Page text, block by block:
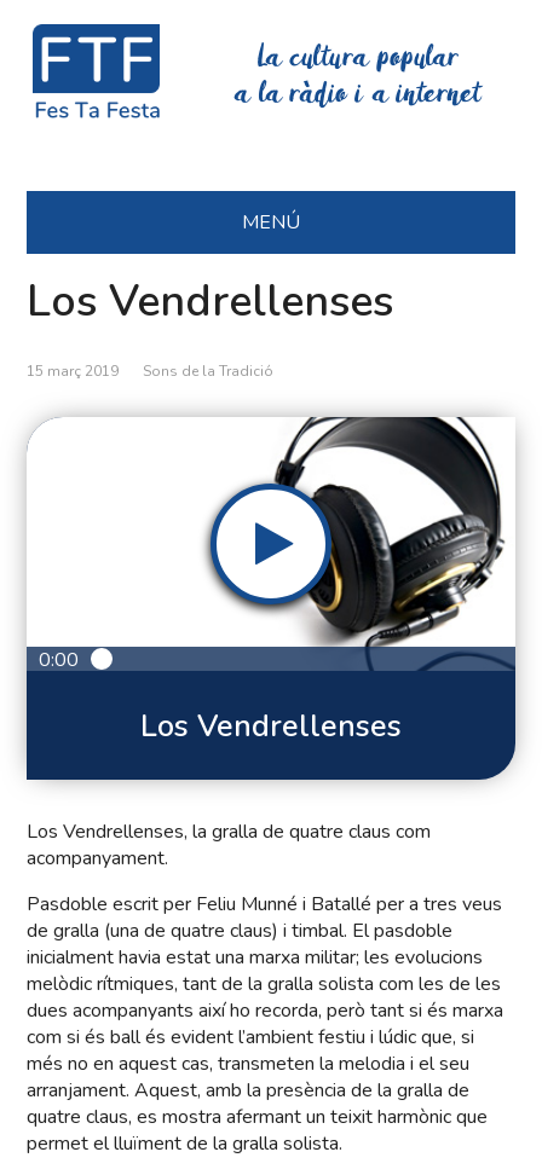
La cultura popular
a la ràdio i a internet
MENÚ
Los Vendrellenses
15 març 2019 Sons de la Tradició
0:00
Los Vendrellenses
Los Vendrellenses, la gralla de quatre claus com
acompanyament.
Pasdoble escrit per Feliu Munné i Batallé per a tres veus
de gralla (una de quatre claus) i timbal. El pasdoble
inicialment havia estat una marxa militar; les evolucions
melòdic rítmiques, tant de la gralla solista com les de les
dues acompanyants així ho recorda, però tant si és marxa
com si és ball és evident l’ambient festiu i lúdic que, si
més no en aquest cas, transmeten la melodia i el seu
arranjament. Aquest, amb la presència de la gralla de
quatre claus, es mostra afermant un teixit harmònic que
permet el lluïment de la gralla solista.